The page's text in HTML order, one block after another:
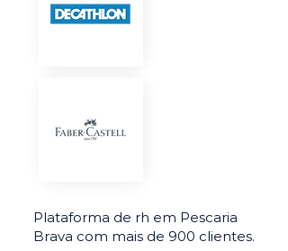
Plataforma de rh em Pescaria
Brava com mais de 900 clientes.